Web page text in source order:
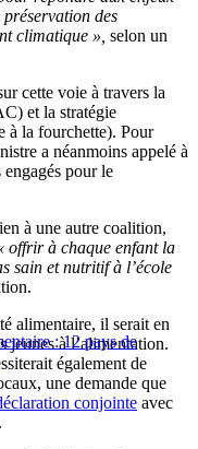
des
climatique », selon un
cette voie à travers la
et la stratégie
à la fourchette). Pour
a néanmoins appelé à
engagés pour le
à une autre coalition,
offrir à chaque enfant la
sain et nutritif à l’école
: 12 pays de
alimentaire, il serait en
jeunes à l’alimentation.
également de
une demande que
conjointe avec